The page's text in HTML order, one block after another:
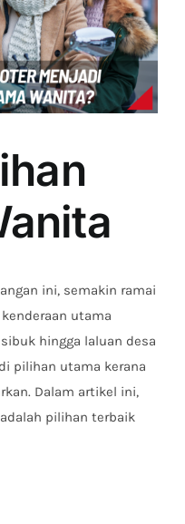
ini, semakin ramai
utama
hingga laluan desa
pilihan utama kerana
Dalam artikel ini,
pilihan terbaik